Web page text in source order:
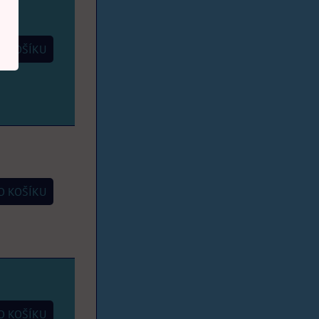
KOŠÍKU
KOŠÍKU
KOŠÍKU